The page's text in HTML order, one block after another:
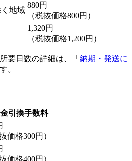
地域
880円
（税抜価格800円）
1,320円
（税抜価格1,200円）
要日数の詳細は、「 納期・発送に
。
引換手数料
価格300円）
価格400円）